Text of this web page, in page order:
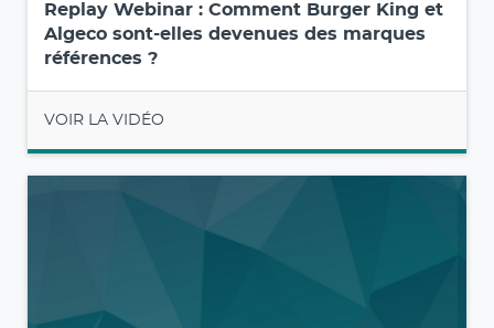
Replay Webinar : Comment Burger King et
Algeco sont-elles devenues des marques
références ?
VOIR LA VIDÉO